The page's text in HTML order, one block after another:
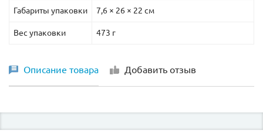
Габариты упаковки 7,6 × 26 × 22 см
Вес упаковки 473 г
Описание товара Добавить отзыв